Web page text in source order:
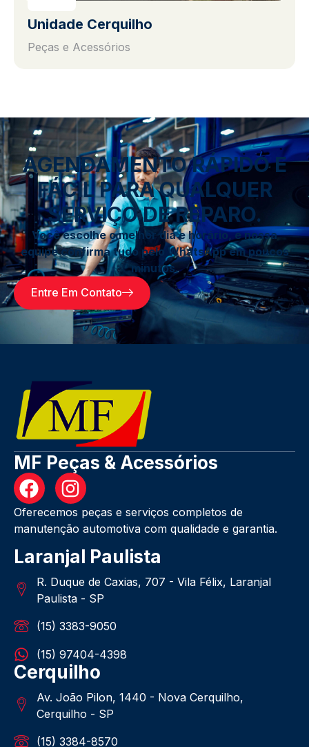
Unidade Cerquilho
Peças e Acessórios
AGENDAMENTO RÁPIDO E
FÁCIL PARA QUALQUER
SERVIÇO DE REPARO.
Você escolhe o melhor dia e horário, e nossa
equipe confirma tudo pelo WhatsApp em poucos
minutos.
Entre Em Contato
MF Peças & Acessórios
Oferecemos peças e serviços completos de
manutenção automotiva com qualidade e garantia.
Laranjal Paulista
R. Duque de Caxias, 707 - Vila Félix, Laranjal
Paulista - SP
(15) 3383-9050
(15) 97404-4398
Cerquilho
Av. João Pilon, 1440 - Nova Cerquilho,
Cerquilho - SP
(15) 3384-8570